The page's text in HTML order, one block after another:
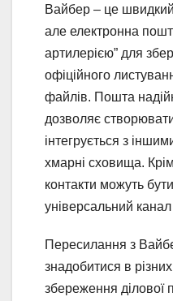
Вайбер – це
але електронна
артилерією” для
офіційного
файлів. Пошта
дозволяє створювати
інтегрується з
хмарні сховища.
контакти можуть
універсальний канал
Пересилання з
знадобитися в різних
збереження ділової